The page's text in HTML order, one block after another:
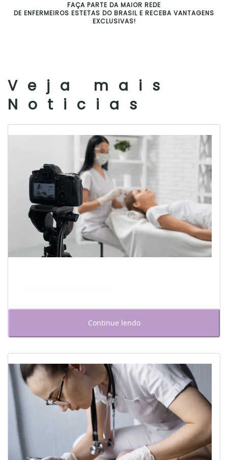
FAÇA PARTE DA MAIOR REDE
DE ENFERMEIROS ESTETAS DO BRASIL E RECEBA VANTAGENS
EXCLUSIVAS!
Veja mais
Noticias
Continue lendo